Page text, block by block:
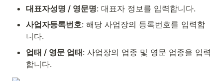
대표자성명 / 영문명: 대표자 정보를 입력합니다.
사업자등록번호: 해당 사업장의 등록번호를 입력합
니다.
업태 / 영문 업태: 사업장의 업종 및 영문 업종을 입력
합니다.